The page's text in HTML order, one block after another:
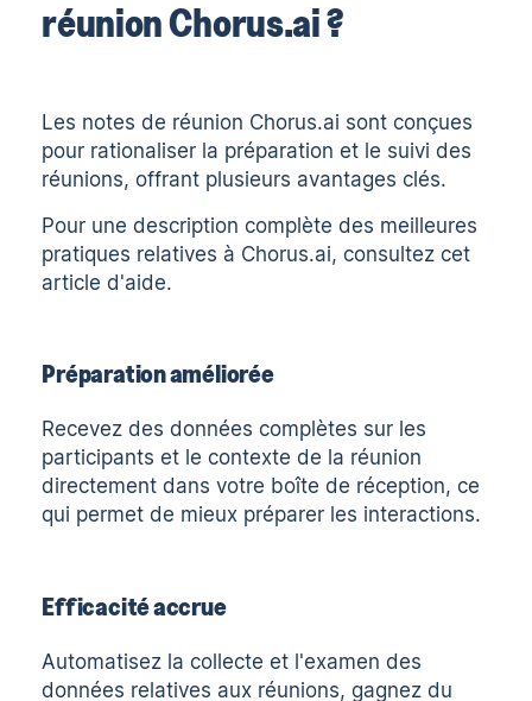
réunion Chorus.ai ?
Les notes de réunion Chorus.ai sont conçues
pour rationaliser la préparation et le suivi des
réunions, offrant plusieurs avantages clés.
Pour une description complète des meilleures
pratiques relatives à Chorus.ai, consultez cet
article d'aide.
Préparation améliorée
Recevez des données complètes sur les
participants et le contexte de la réunion
directement dans votre boîte de réception, ce
qui permet de mieux préparer les interactions.
Efficacité accrue
Automatisez la collecte et l'examen des
données relatives aux réunions, gagnez du